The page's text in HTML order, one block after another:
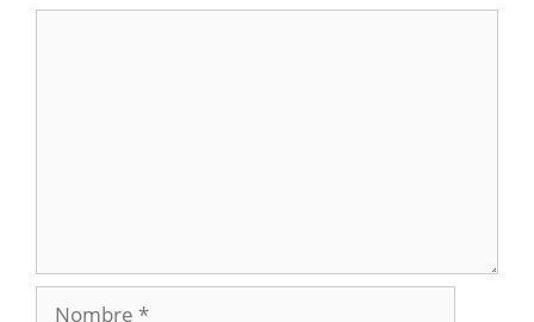
Nombre